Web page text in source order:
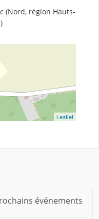
(Nord, région Hauts-
Leaflet
événements